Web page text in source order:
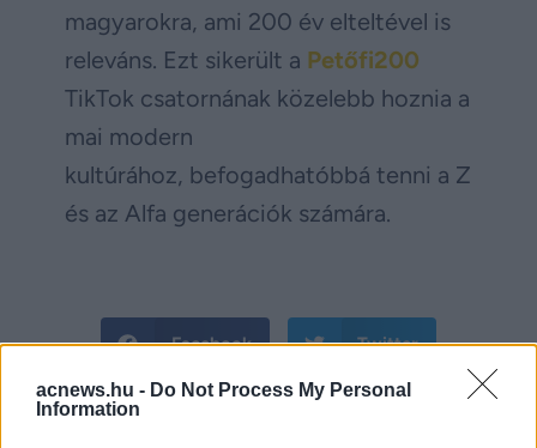
acnews.hu - Do Not Process My Personal
Information
magyarokra, ami 200 év elteltével is
releváns. Ezt sikerült a Petőfi200
TikTok csatornának közelebb hoznia a
mai modern
kultúrához, befogadhatóbbá tenni a Z
és az Alfa generációk számára.
Facebook Twitter